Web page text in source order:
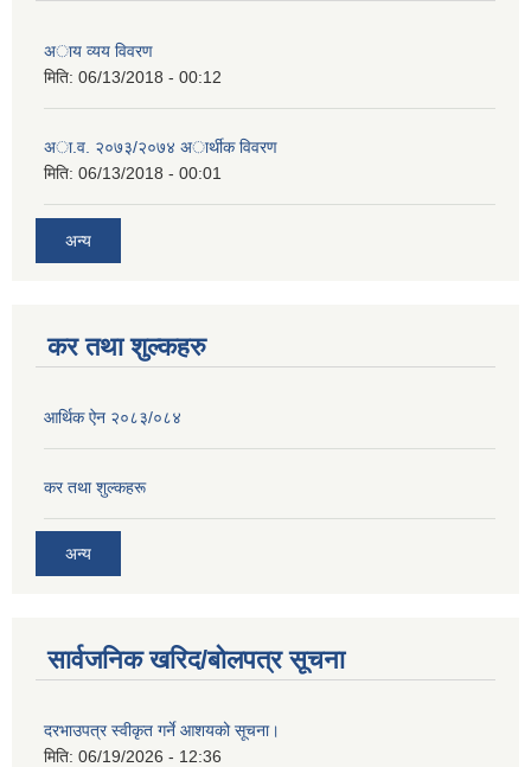
अाय व्यय विवरण
मिति: 06/13/2018 - 00:12
अा.व. २०७३/२०७४ अार्थीक विवरण
मिति: 06/13/2018 - 00:01
अन्य
कर तथा शुल्कहरु
आर्थिक ऐन २०८३/०८४
कर तथा शुल्कहरू
अन्य
सार्वजनिक खरिद/बोलपत्र सूचना
दरभाउपत्र स्वीकृत गर्ने आशयको सूचना।
मिति: 06/19/2026 - 12:36